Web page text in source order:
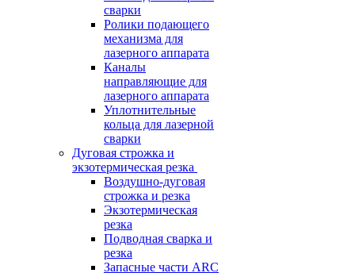
сварки
Ролики подающего
механизма для
лазерного аппарата
Каналы
направляющие для
лазерного аппарата
Уплотнительные
кольца для лазерной
сварки
Дуговая строжка и
экзотермическая резка
Воздушно-дуговая
строжка и резка
Экзотермическая
резка
Подводная сварка и
резка
Запасные части ARC